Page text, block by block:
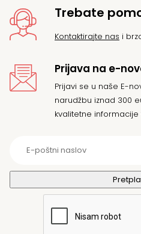
Trebate
Kontaktirajte nas i
Prijava na e-
Prijavi se u naše E-
narudžbu iznad 300
kvalitetne